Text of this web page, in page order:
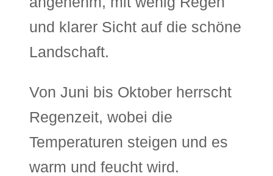
und klarer Sicht auf die schöne
Landschaft.
Von Juni bis Oktober herrscht
Regenzeit, wobei die
Temperaturen steigen und es
warm und feucht wird.